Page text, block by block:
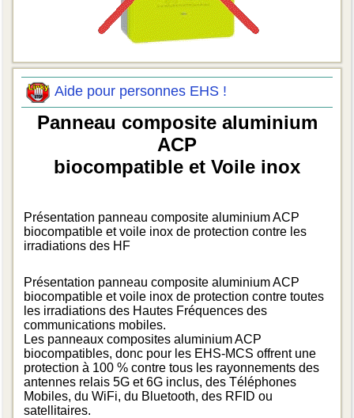
Aide pour personnes EHS !
Panneau composite aluminium
ACP
biocompatible et Voile inox
Présentation panneau composite aluminium ACP
biocompatible et voile inox de protection contre les
irradiations des HF
Présentation panneau composite aluminium ACP
biocompatible et voile inox de protection contre toutes
les irradiations des Hautes Fréquences des
communications mobiles.
Les panneaux composites aluminium ACP
biocompatibles, donc pour les EHS-MCS offrent une
protection à 100 % contre tous les rayonnements des
antennes relais 5G et 6G inclus, des Téléphones
Mobiles, du WiFi, du Bluetooth, des RFID ou
satellitaires.